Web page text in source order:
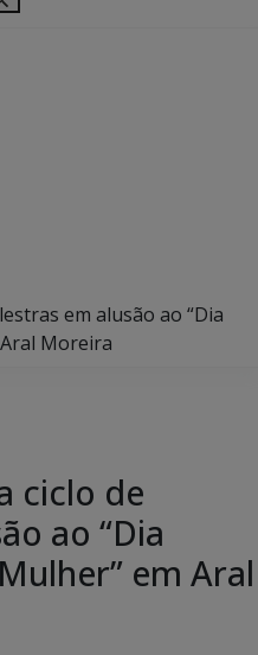
em alusão ao “Dia
Moreira
ciclo de
ao “Dia
em Aral